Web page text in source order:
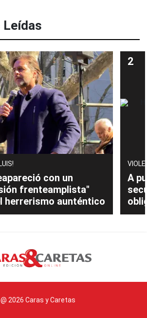
Leídas
con un
frenteamplista"
herrerismo aunténtico
A
@ 2026 Caras y Caretas